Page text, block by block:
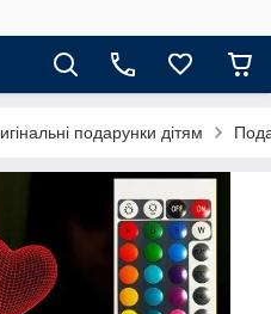
подарунки дітям